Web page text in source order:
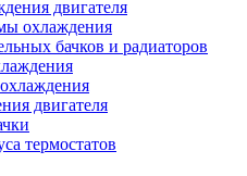
двигателя
охлаждения
бачков и радиаторов
двигателя
термостатов